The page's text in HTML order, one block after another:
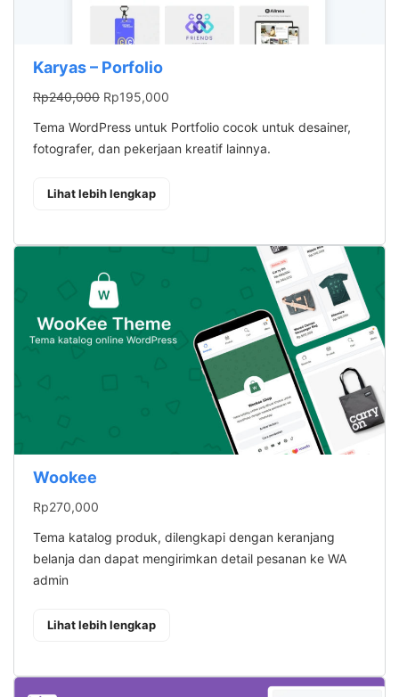
Karyas – Porfolio
Rp240,000 Harga
Rp240,000.
Rp195,000
Tema WordPress untuk Portfolio cocok untuk desainer,
fotografer, dan pekerjaan kreatif lainnya.
Lihat lebih lengkap: Karyas – Porfolio
Wookee
Rp270,000
Tema katalog produk, dilengkapi dengan keranjang
belanja dan dapat mengirimkan detail pesanan ke WA
admin
Lihat lebih lengkap: Wookee